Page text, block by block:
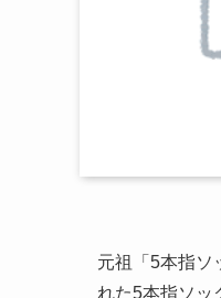
元祖「5本指ソ
れた5本指ソッ